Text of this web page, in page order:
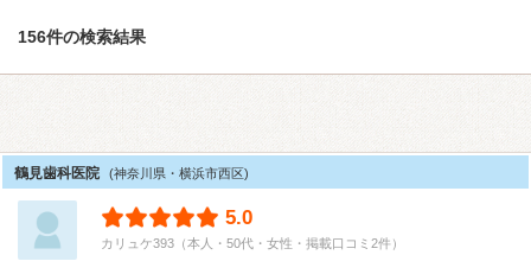
156件の検索結果
鶴見歯科医院 (神奈川県・横浜市西区)
5.0
カリュケ393（本人・50代・女性・掲載口コミ2件）